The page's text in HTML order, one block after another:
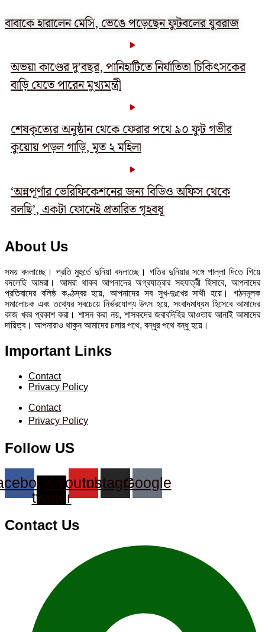
বাবাকে হারালেন মেসি, ভেঙে পড়েছেন ফুটবলের যুবরাজ
অভয়া কাণ্ডের দু’বছর, পানিহাটিতে নির্যাতিতা চিকিৎসকের
বাড়ি যেতে পারেন মুখ্যমন্ত্রী
শেষকৃত্যের অনুষ্ঠান থেকে ফেরার পথে ৯০ ফুট গভীর
কুয়োয় পড়ল গাড়ি, মৃত ২ মহিলা
‘অন্নপূর্ণার ভেরিফিকেশনের জন্য বিডিও অফিস থেকে
বলছি’, একটা ফোনেই প্রতারিত গৃহবধূ
About Us
সময় বদলাচ্ছে। প্রতি মুহুর্তে দুনিয়া বদলাচ্ছে। গতির দুনিয়ার সঙ্গে পাল্লা দিতে গিয়ে
বদলেছি আমরা। আমরা থাকব আপনাদের অগ্রযাত্রার সহযাত্রী হিসাবে, আপনাদের
প্রতিবাদের বলিষ্ঠ কণ্ঠস্বর হয়ে, আপনাদের সব সুখ-দুঃখের সাথী হয়ে। গঠনমূলক
সমালোচক এবং তথ্যের সবচেয়ে নির্ভরযোগ্য উ‍ৎস হয়ে, সংবাদমাধ্যম হিসেবে আমাদের
কাজ খবর প্রকাশ করা। শাসন করা নয়, শাসকদের জবাবদিহির আওতায় আনাই আমাদের
দায়িত্ব। আপনারাও থাকুন আমাদের চলার পথে, বন্ধুর পথে বন্ধু হয়ে।
Important Links
Contact
Privacy Policy
Contact
Privacy Policy
Follow US
X-
twitter
YoutubeInstagramGoogle
Contact Us